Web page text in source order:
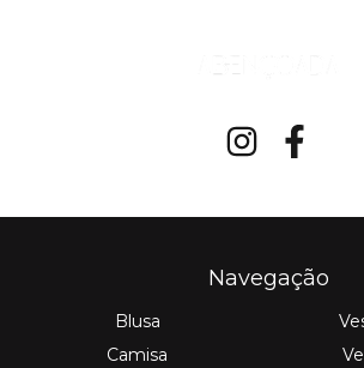
Navegação
Blusa
Camisa